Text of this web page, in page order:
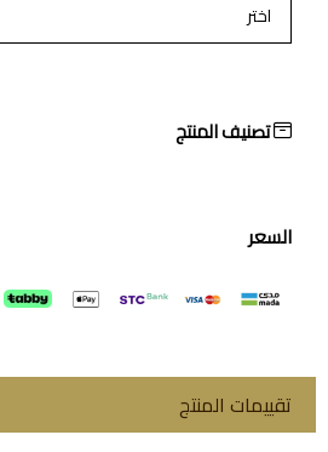
تصنيف المنتج
السعر
تقييمات المنتج